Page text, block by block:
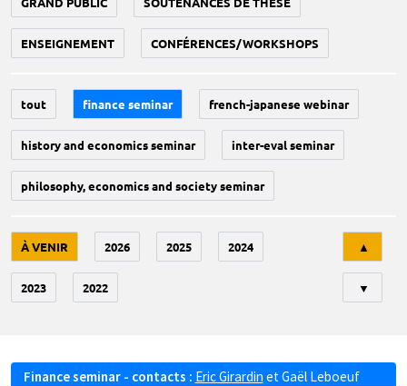
ENSEIGNEMENT CONFÉRENCES/WORKSHOPS
tout finance seminar french-japanese webinar
history and economics seminar inter-eval seminar
philosophy, economics and society seminar
À VENIR 2026 2025 2024
2023 2022
▲
▼
Finance seminar - contacts : Eric Girardin et Gaël Leboeuf